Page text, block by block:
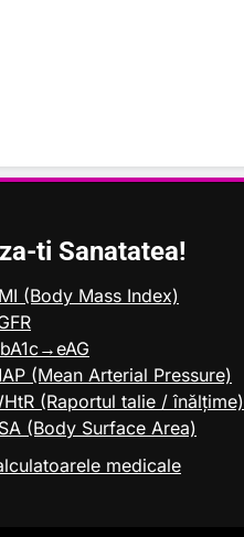
ti Sanatatea!
(Body Mass Index)
(Mean Arterial Pressure)
(Raportul talie / înălțime)
(Body Surface Area)
medicale